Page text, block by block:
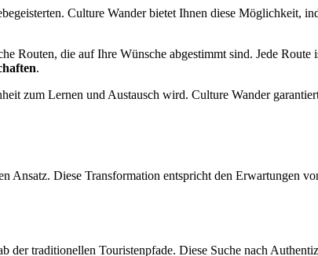
Culture Wander bietet Ihnen diese Möglichkeit,
Routen, die auf Ihre Wünsche abgestimmt sind. Jede Route
.
zum Lernen und Austausch wird. Culture Wander
Ansatz. Diese Transformation entspricht den Erwartungen
traditionellen Touristenpfade. Diese Suche nach